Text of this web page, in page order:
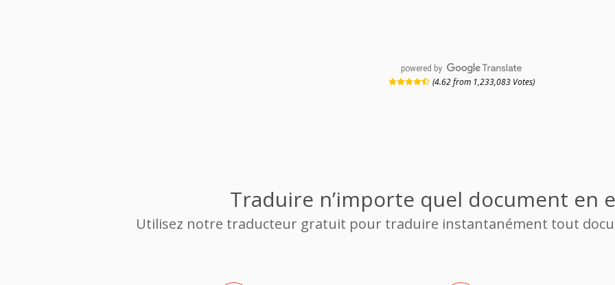
powered by
(4.62 from 1,233,083 Votes)
Traduire n’importe quel document en
Utilisez notre traducteur gratuit pour traduire instantanément tout